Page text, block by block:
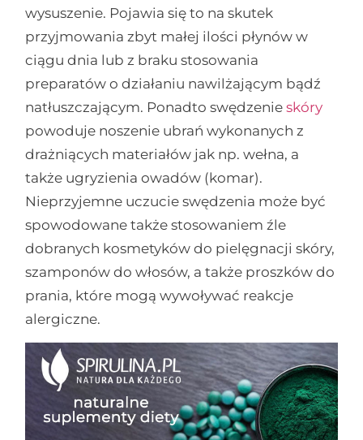
wysuszenie. Pojawia się to na skutek
przyjmowania zbyt małej ilości płynów w
ciągu dnia lub z braku stosowania
preparatów o działaniu nawilżającym bądź
natłuszczającym. Ponadto swędzenieskóry
powoduje noszenie ubrań wykonanych z
drażniących materiałów jak np. wełna, a
także ugryzienia owadów (komar).
Nieprzyjemne uczucie swędzenia może być
spowodowane także stosowaniem źle
dobranych kosmetyków do pielęgnacji skóry,
szamponów do włosów, a także proszków do
prania, które mogą wywoływać reakcje
alergiczne.